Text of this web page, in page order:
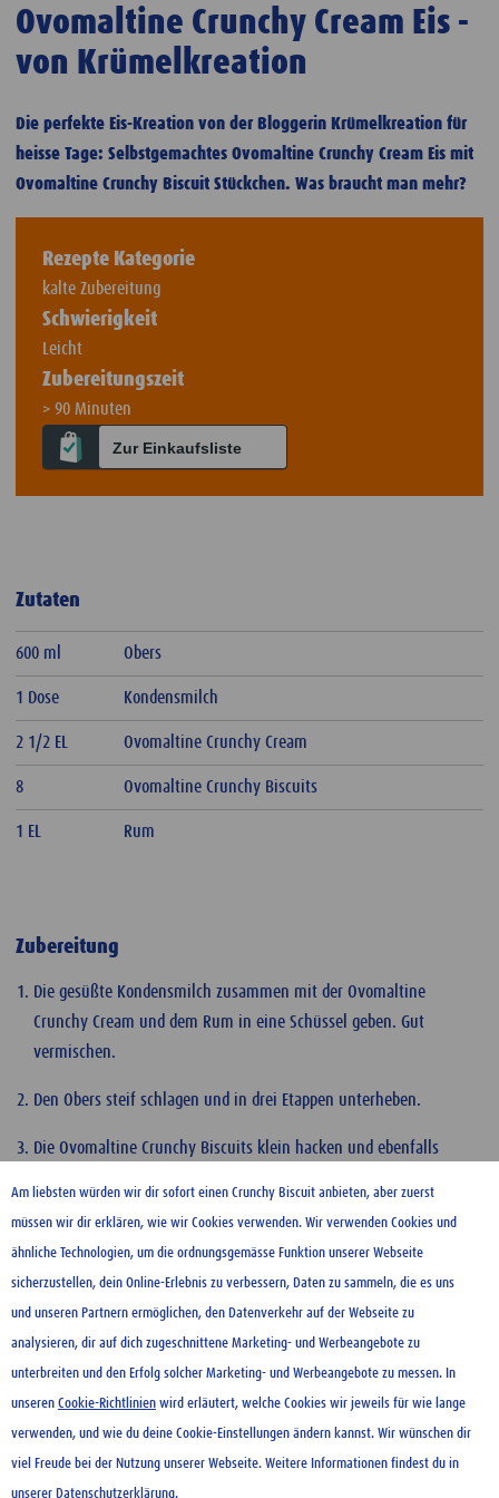
Ovomaltine Crunchy Cream Eis -
von Krümelkreation
Die perfekte Eis-Kreation von der Bloggerin Krümelkreation für
heisse Tage: Selbstgemachtes Ovomaltine Crunchy Cream Eis mit
Ovomaltine Crunchy Biscuit Stückchen. Was braucht man mehr?
Rezepte Kategorie
kalte Zubereitung
Schwierigkeit
Leicht
Zubereitungszeit
> 90 Minuten
Zur Einkaufsliste
Zutaten
600 ml Obers
1 Dose Kondensmilch
2 1/2 EL Ovomaltine Crunchy Cream
8 Ovomaltine Crunchy Biscuits
1 EL Rum
Zubereitung
Die gesüßte Kondensmilch zusammen mit der Ovomaltine
Crunchy Cream und dem Rum in eine Schüssel geben. Gut
vermischen.
Den Obers steif schlagen und in drei Etappen unterheben.
Die Ovomaltine Crunchy Biscuits klein hacken und ebenfalls
Alles in eine gefrierfeste Form füllen, die restlichen Krümel der
Ovomaltine Crunchy Biscuits darüber streuen und über Nacht in
den Tiefkühler stellen.
Vor dem Verzehr für ein paar Minuten bei Zimmertemperatur
auftauen lassen.
KONTAKT
NUTZUNGSBEDINGUNGEN
Am liebsten würden wir dir sofort einen Crunchy Biscuit anbieten, aber zuerst
müssen wir dir erklären, wie wir Cookies verwenden. Wir verwenden Cookies und
ähnliche Technologien, um die ordnungsgemässe Funktion unserer Webseite
sicherzustellen, dein Online-Erlebnis zu verbessern, Daten zu sammeln, die es uns
und unseren Partnern ermöglichen, den Datenverkehr auf der Webseite zu
analysieren, dir auf dich zugeschnittene Marketing- und Werbeangebote zu
unterbreiten und den Erfolg solcher Marketing- und Werbeangebote zu messen. In
unseren Cookie-Richtlinien wird erläutert, welche Cookies wir jeweils für wie lange
verwenden, und wie du deine Cookie-Einstellungen ändern kannst. Wir wünschen dir
viel Freude bei der Nutzung unserer Webseite. Weitere Informationen findest du in
unserer Datenschutzerklärung.